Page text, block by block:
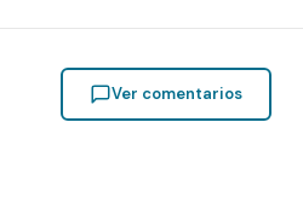
Ver comentarios